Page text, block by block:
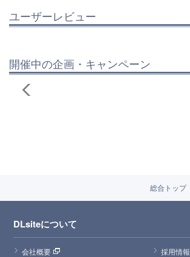
ユーザーレビュー
開催中の企画・キャンペーン
総合トップ
DLsiteについて
会社概要
採用情報